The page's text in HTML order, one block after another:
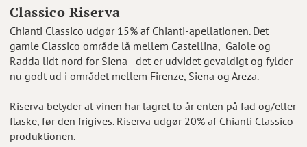
Classico Riserva
Chianti Classico udgør 15% af Chianti-apellationen. Det
gamle Classico område lå mellem Castellina, Gaiole og
Radda lidt nord for Siena - det er udvidet gevaldigt og fylder
nu godt ud i området mellem Firenze, Siena og Areza.
Riserva betyder at vinen har lagret to år enten på fad og/eller
flaske, før den frigives. Riserva udgør 20% af Chianti Classico-
produktionen.